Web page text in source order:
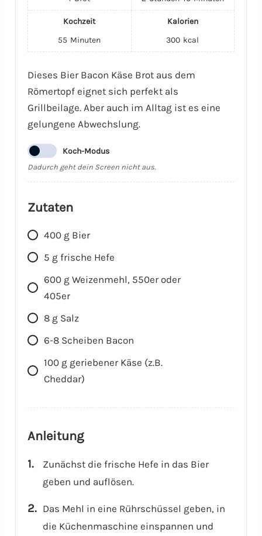
Kochzeit
55 Minuten
Kalorien
300 kcal
Dieses Bier Bacon Käse Brot aus dem
Römertopf eignet sich perfekt als
Grillbeilage. Aber auch im Alltag ist es eine
gelungene Abwechslung.
Koch-Modus
Dadurch geht dein Screen nicht aus.
Zutaten
400 g Bier
5 g frische Hefe
600 g Weizenmehl, 550er oder
405er
8 g Salz
6-8 Scheiben Bacon
100 g geriebener Käse (z.B.
Cheddar)
Anleitung
Zunächst die frische Hefe in das Bier
geben und auflösen.
Das Mehl in eine Rührschüssel geben, in
die Küchenmaschine einspannen und